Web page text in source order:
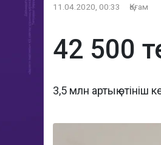
11.04.2020, 00:33 Қоғам
42 500
3,5 млн артық өтініш